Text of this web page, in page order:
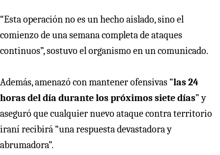
“Esta operación no es un hecho aislado, sino el
comienzo de una semana completa de ataques
continuos”, sostuvo el organismo en un comunicado.
Además, amenazó con mantener ofensivas “las 24
horas del día durante los próximos siete días” y
aseguró que cualquier nuevo ataque contra territorio
iraní recibirá “una respuesta devastadora y
abrumadora”.